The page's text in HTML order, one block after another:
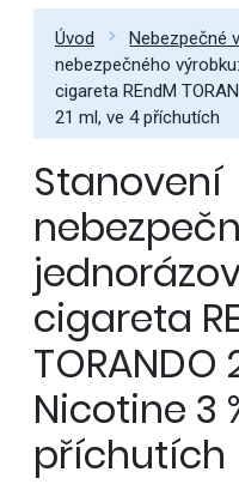
Úvod Nebezpečné
nebezpečného
cigareta REndM
21 ml, ve 4 příchutích
Stanovení
cigareta
TORANDO
Nicotine 3
příchutích